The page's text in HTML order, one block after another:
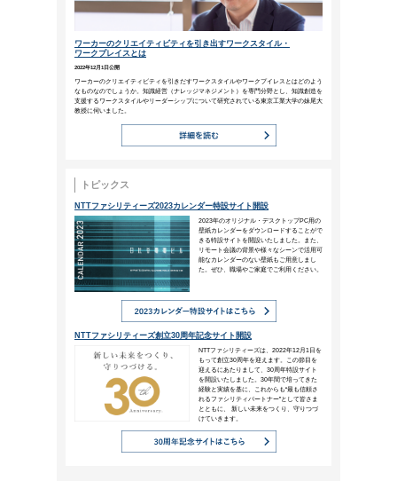
失敗は資本の欠乏よりエネル
師走に突入し、毎日業務に追われ
たり、関係者への配慮が足りなく
ビジネスコラム
多くの企業が賛同する「GXリー
2022年12月14日公開